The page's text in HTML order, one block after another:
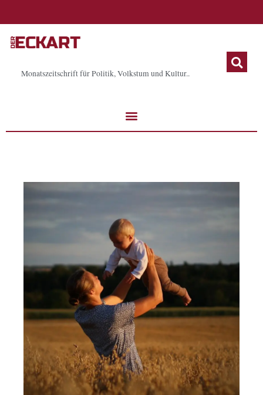
Monatszeitschrift für Politik, Volkstum und Kultur..